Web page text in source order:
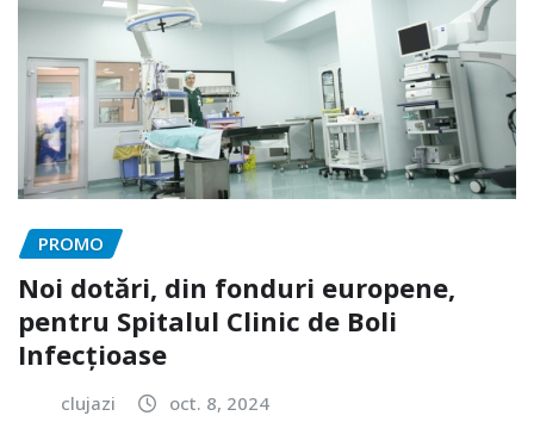
PROMO
Noi dotări, din fonduri europene,
pentru Spitalul Clinic de Boli
Infecțioase
clujazi oct. 8, 2024